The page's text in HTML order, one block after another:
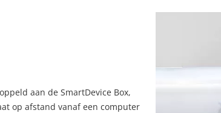
aan de SmartDevice Box,
op afstand vanaf een computer